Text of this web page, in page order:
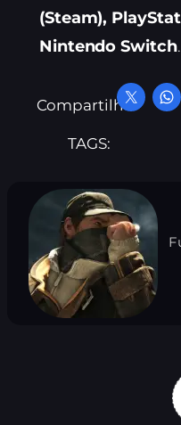
(Steam),
Nintendo Switch.
Compartilhe:
TAGS: